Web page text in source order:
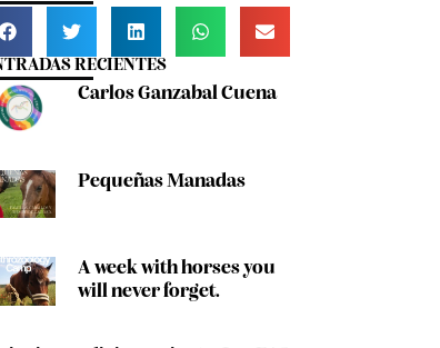
RECIENTES
Carlos Ganzabal Cuena
Pequeñas Manadas
A week with horses you
will never forget.